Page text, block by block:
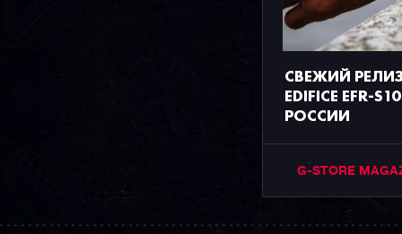
СВЕЖИЙ
EDIFICE EFR-
РОССИИ
G-STORE